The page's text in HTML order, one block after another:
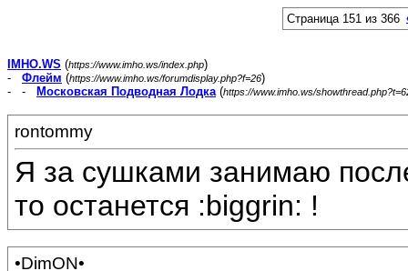
Страница 151 из 366
IMHO.WS (https://www.imho.ws/index.php)
- Флейм (https://www.imho.ws/forumdisplay.php?f=26)
- -
Московская Подводная Лодка(https://www.imho.ws/
rontommy
Я за сушками занимаю
то останется :biggrin: !
•DimON•